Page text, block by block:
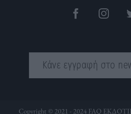
Κάνε εγγραφή στο
Copyright © 2021 - 2024 FAQ